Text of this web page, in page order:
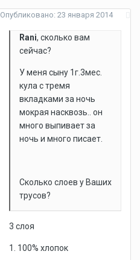
Опубликовано: 23 января 2014
Rani, сколько вам
сейчас?
У меня сыну 1г.3мес.
кула с тремя
вкладками за ночь
мокрая насквозь.. он
много выпивает за
ночь и много писает.
Сколько слоев у Ваших
трусов?
3 слоя
1. 100% хлопок